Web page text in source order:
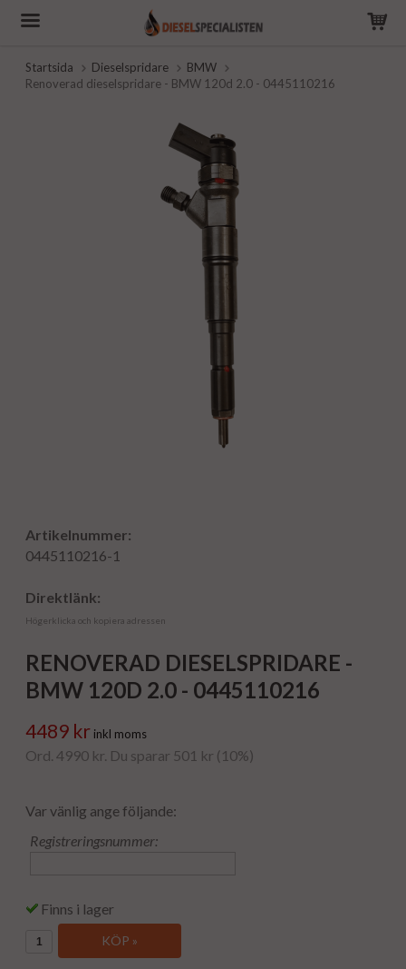
Startsida Dieselspridare
BMW
Renoverad dieselspridare - BMW 120d 2.0 - 0445110216
Artikelnummer:
0445110216-1
Direktlänk:
Högerklicka och kopiera adressen
RENOVERAD DIESELSPRIDARE -
BMW 120D 2.0 - 0445110216
4489 kr inkl moms
Ord. 4990 kr. Du sparar 501 kr (10%)
Var vänlig ange följande:
Registreringsnummer:
Finns i lager
KÖP »